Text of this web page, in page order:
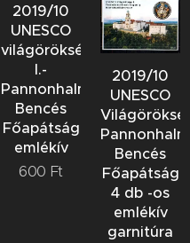
2019/10
UNESCO
világöröksége
I.-
Pannonhalmi
Bencés
Főapátság
emlékív
600 Ft
2019/10
UNESCO
Bencés
Főapátság
4 db -os
emlékív
garnitúra